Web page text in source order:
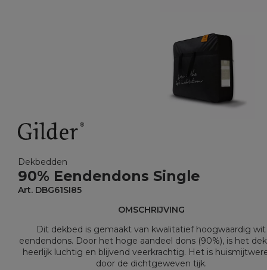
Dekbedden
90% Eendendons Single
Art. DBG61SI85
OMSCHRIJVING
Dit dekbed is gemaakt van kwalitatief hoogwaardig wit
eendendons. Door het hoge aandeel dons (90%), is het
heerlijk luchtig en blijvend veerkrachtig. Het is
door de dichtgeweven tijk.